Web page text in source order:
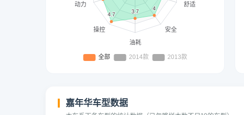
嘉年华车型数据